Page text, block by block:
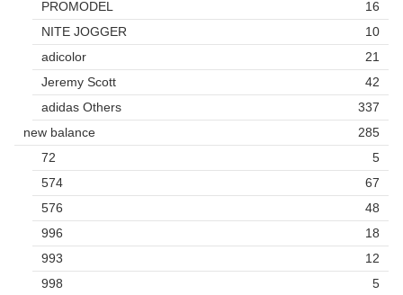
PROMODEL
16
NITE JOGGER
10
adicolor
21
Jeremy Scott
42
adidas Others
337
new balance
285
72
5
574
67
576
48
996
18
993
12
998
5